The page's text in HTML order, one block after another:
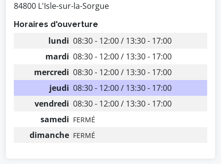
84800 L'Isle-sur-la-Sorgue
Horaires d'ouverture
lundi 08:30 - 12:00 / 13:30 - 17:00
mardi 08:30 - 12:00 / 13:30 - 17:00
mercredi 08:30 - 12:00 / 13:30 - 17:00
jeudi 08:30 - 12:00 / 13:30 - 17:00
vendredi 08:30 - 12:00 / 13:30 - 17:00
samedi FERMÉ
dimanche FERMÉ